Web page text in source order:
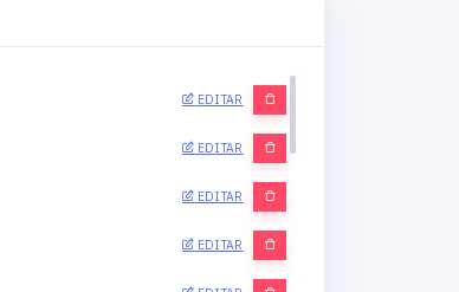
EDITAR
EDITAR
EDITAR
EDITAR